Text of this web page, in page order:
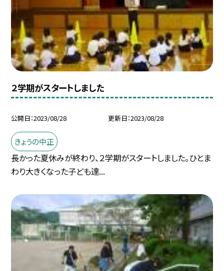
２学期がスタートしました
公開日 2023/08/28 更新日 2023/08/28
きょうの中正
長かった夏休みが終わり、２学期がスタートしました。ひとま
わり大きくなった子ども達...